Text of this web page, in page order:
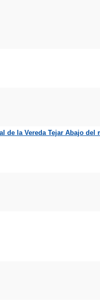
de la Vereda Tejar Abajo del